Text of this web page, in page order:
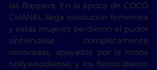
las flappers.
En la época de COCO
CHANEL llega revolución femenina
y estas mujeres perdieron el pudor
sintiéndose completamente
renovadas, apoyadas por la moda
hollywoodiense; y los flecos dieron